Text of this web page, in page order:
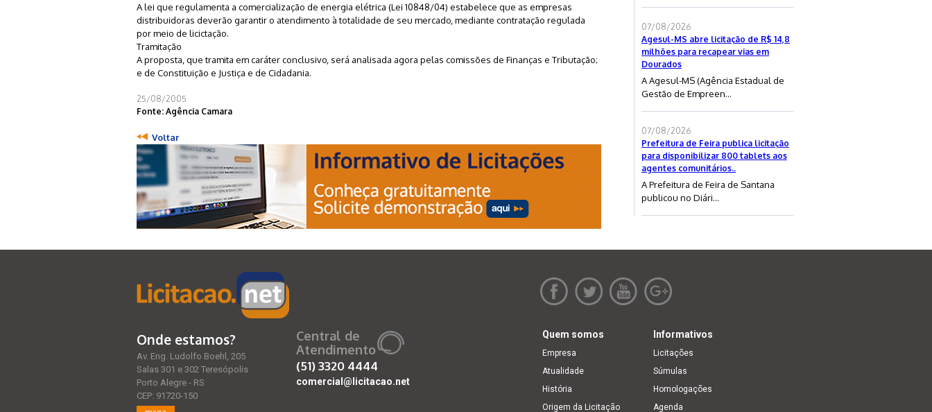
A lei que regulamenta a comercialização de energia elétrica (Lei 10848/04) estabelece que as empresas
distribuidoras deverão garantir o atendimento à totalidade de seu mercado, mediante contratação regulada
por meio de licictação.
Tramitação
A proposta, que tramita em caráter conclusivo, será analisada agora pelas comissões de Finanças e Tributação;
e de Constituição e Justiça e de Cidadania.
25/08/2005
Fonte: Agência Camara
Voltar
07/08/2026
Agesul-MS abre licitação de R$ 14,8
milhões para recapear vias em
Dourados
A Agesul-MS (Agência Estadual de
Gestão de Empreen...
07/08/2026
Prefeitura de Feira publica licitação
para disponibilizar 800 tablets aos
agentes comunitários..
A Prefeitura de Feira de Santana
publicou no Diári...
Onde estamos?
Av. Eng. Ludolfo Boehl, 205
Salas 301 e 302 Teresópolis
Porto Alegre - RS
CEP: 91720-150
Central de
Atendimento
(51)3320 4444
comercial@licitacao.net
Quem somos
Empresa
Atualidade
História
Origem da Licitação
Informativos
Licitações
Súmulas
Homologações
Agenda